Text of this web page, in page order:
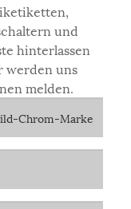
und
hinterlassen
werden uns
melden.